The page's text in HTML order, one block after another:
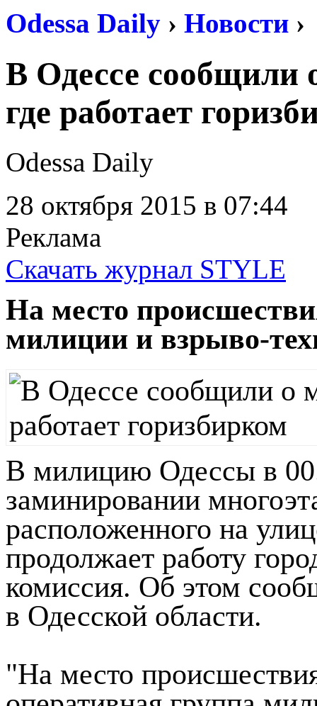
Odessa Daily › Новости ›
В Одессе сообщили
где работает
Odessa Daily
28 октября 2015 в 07:44
Реклама
Скачать журнал STYLE
На место
милиции и взрыво-
В милицию Одессы в
заминировании
расположенного на
продолжает работу
комиссия. Об этом
в Одесской области.
"На место